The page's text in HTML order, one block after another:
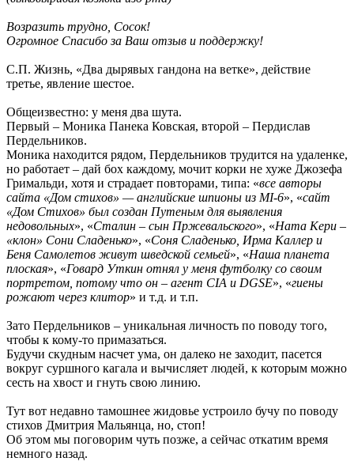
Возразить трудно, Сосок!
Огромное Спасибо за Ваш отзыв и поддержку!
С.П. Жизнь, «Два дырявых гандона на ветке», действие
третье, явление шестое.
Общеизвестно: у меня два шута.
Первый – Моника Панека Ковская, второй – Пердислав
Пердельников.
Моника находится рядом, Пердельников трудится на удаленке,
но работает – дай бох каждому, мочит корки не хуже Джозефа
Гримальди, хотя и страдает повторами, типа: «все авторы
сайта «Дом стихов» — английские шпионы из MI-6», «сайт
«Дом Стихов» был создан Путеным для выявления
недовольных», «Сталин – сын Пржевальского», «Ната Кери –
«клон» Сони Сладенько», «Соня Сладенько, Ирма Каллер и
Беня Самолетов живут шведской семьей», «Наша планета
плоская», «Говард Уткин отнял у меня футболку со своим
портретом, потому что он – агент CIA и DGSE», «гиены
рожают через клитор» и т.д. и т.п.
Зато Пердельников – уникальная личность по поводу того,
чтобы к кому-то примазаться.
Будучи скудным насчет ума, он далеко не заходит, пасется
вокруг суршного кагала и вычисляет людей, к которым можно
сесть на хвост и гнуть свою линию.
Тут вот недавно тамошнее жидовье устроило бучу по поводу
стихов Дмитрия Мальянца, но, стоп!
Об этом мы поговорим чуть позже, а сейчас откатим время
немного назад.